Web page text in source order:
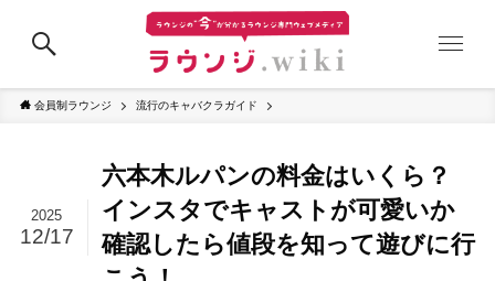
会員制ラウンジ 流行のキャバクラガイド
六本木ルパンの料金はいくら？
インスタでキャストが可愛いか
確認したら値段を知って遊びに行
2025
12/17